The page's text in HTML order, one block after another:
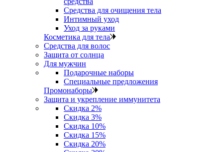
Средства для очищения тела
Интимный уход
Уход за руками
Косметика для тела
Средства для волос
Защита от солнца
Для мужчин
Подарочные наборы
Специальные предложения
Промонаборы
Защита и укрепление иммунитета
Скидка 2%
Скидка 3%
Скидка 10%
Скидка 15%
Скидка 20%